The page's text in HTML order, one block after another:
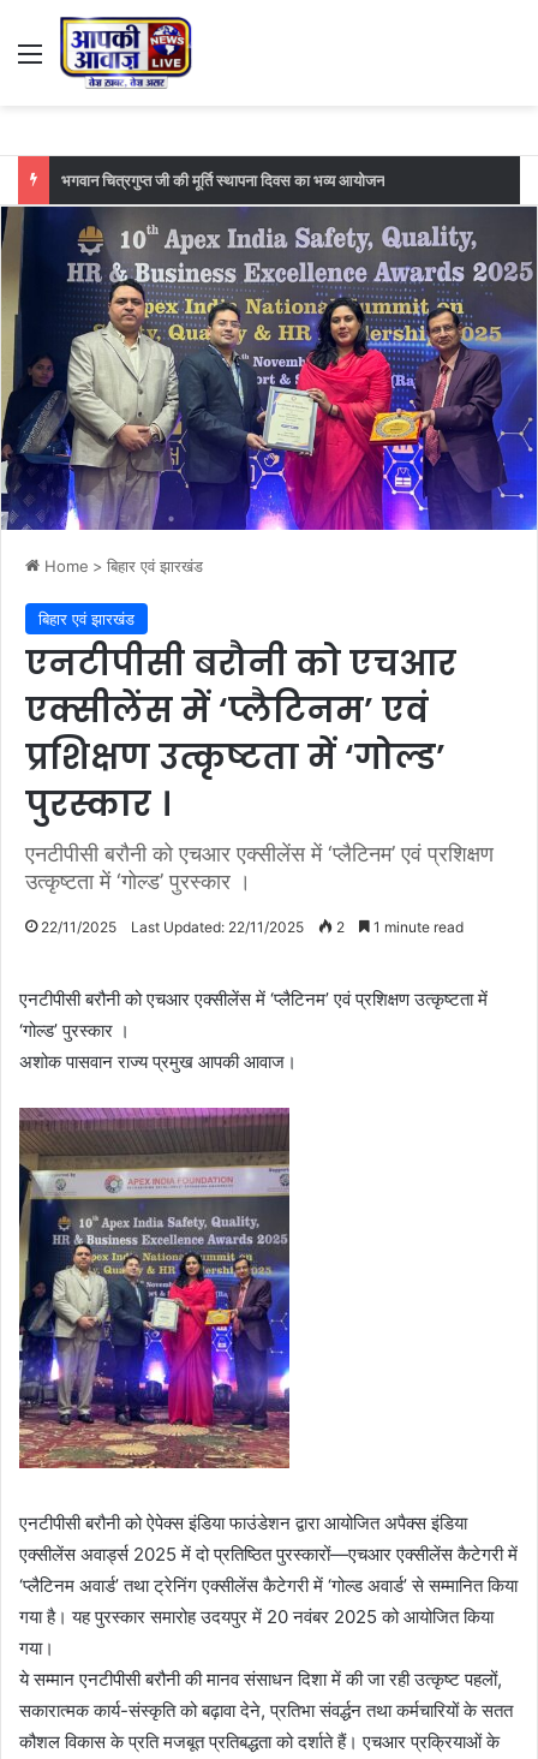
Menu
Home > बिहार एवं झारखंड
बिहार एवं झारखंड
एनटीपीसी बरौनी को एचआर
एक्सीलेंस में ‘प्लैटिनम’ एवं
प्रशिक्षण उत्कृष्टता में ‘गोल्ड’
पुरस्कार ।
एनटीपीसी बरौनी को एचआर एक्सीलेंस में ‘प्लैटिनम’ एवं प्रशिक्षण
उत्कृष्टता में ‘गोल्ड’ पुरस्कार ।
22/11/2025 Last Updated: 22/11/2025 2 1 minute read
एनटीपीसी बरौनी को एचआर एक्सीलेंस में ‘प्लैटिनम’ एवं प्रशिक्षण उत्कृष्टता में
‘गोल्ड’ पुरस्कार ।
अशोक पासवान राज्य प्रमुख आपकी आवाज।
एनटीपीसी बरौनी को ऐपेक्स इंडिया फाउंडेशन द्वारा आयोजित अपैक्स इंडिया
एक्सीलेंस अवार्ड्स 2025 में दो प्रतिष्ठित पुरस्कारों—एचआर एक्सीलेंस कैटेगरी में
‘प्लैटिनम अवार्ड’ तथा ट्रेनिंग एक्सीलेंस कैटेगरी में ‘गोल्ड अवार्ड’ से सम्मानित किया
गया है। यह पुरस्कार समारोह उदयपुर में 20 नवंबर 2025 को आयोजित किया
गया।
ये सम्मान एनटीपीसी बरौनी की मानव संसाधन दिशा में की जा रही उत्कृष्ट पहलों,
सकारात्मक कार्य-संस्कृति को बढ़ावा देने, प्रतिभा संवर्द्धन तथा कर्मचारियों के सतत
कौशल विकास के प्रति मजबूत प्रतिबद्धता को दर्शाते हैं। एचआर प्रक्रियाओं के